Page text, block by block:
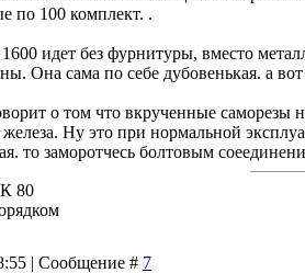
по 100 комплект. .
идет без фурнитуры, вместо
Она сама по себе дубовенькая. а
о том что вкрученные саморезы
Ну это при нормальной
то заморотчесь болтовым
80
| Сообщение # 7